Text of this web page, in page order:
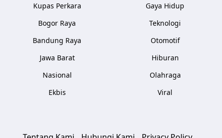
Kupas Perkara
Bogor Raya
Bandung Raya
Jawa Barat
Nasional
Ekbis
Gaya Hidup
Teknologi
Otomotif
Hiburan
Olahraga
Viral